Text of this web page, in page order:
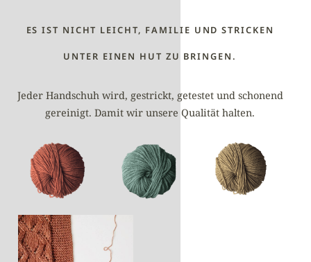
ES IST NICHT LEICHT, FAMILIE UND STRICKEN
UNTER EINEN HUT ZU BRINGEN.
Jeder Handschuh wird, gestrickt, getestet und schonend
gereinigt. Damit wir unsere Qualität halten.